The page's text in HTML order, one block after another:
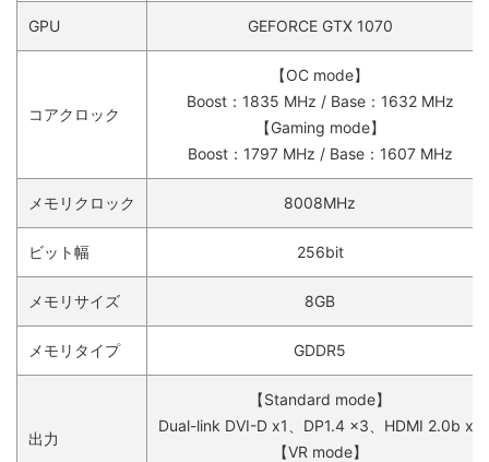
GPU GEFORCE GTX 1070
コアクロック
【OC mode】
Boost：1835 MHz / Base：1632 MHz
【Gaming mode】
Boost：1797 MHz / Base：1607 MHz
メモリクロック 8008MHz
ビット幅 256bit
メモリサイズ 8GB
メモリタイプ GDDR5
出力
【Standard mode】
Dual-link DVI-D x1、DP1.4 x3、HDMI 2.0b x1
【VR mode】